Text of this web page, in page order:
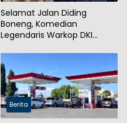
Selamat Jalan Diding
Boneng, Komedian
Legendaris Warkop DKI
Berita